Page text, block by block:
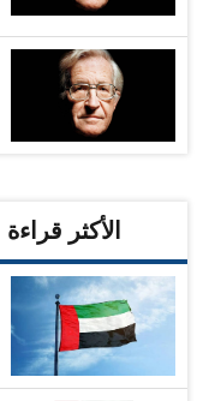
الأكثر قراءة